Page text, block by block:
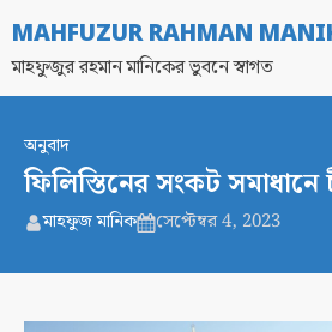
MAHFUZUR RAHMAN
মাহফুজুর রহমান মানিকের ভুবনে স্বাগত
অনুবাদ
ফিলিস্তিনের সংকট
মাহফুজ মানিক সেপ্টেম্বর 4, 2023